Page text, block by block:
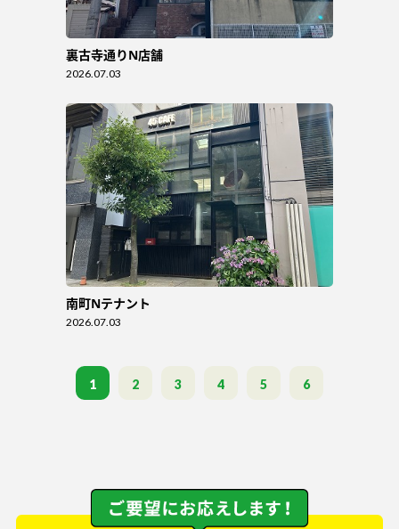
裏古寺通りN店舗
2026.07.03
南町Nテナント
2026.07.03
1 2 3 4 5 6